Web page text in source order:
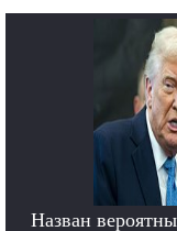
Назван